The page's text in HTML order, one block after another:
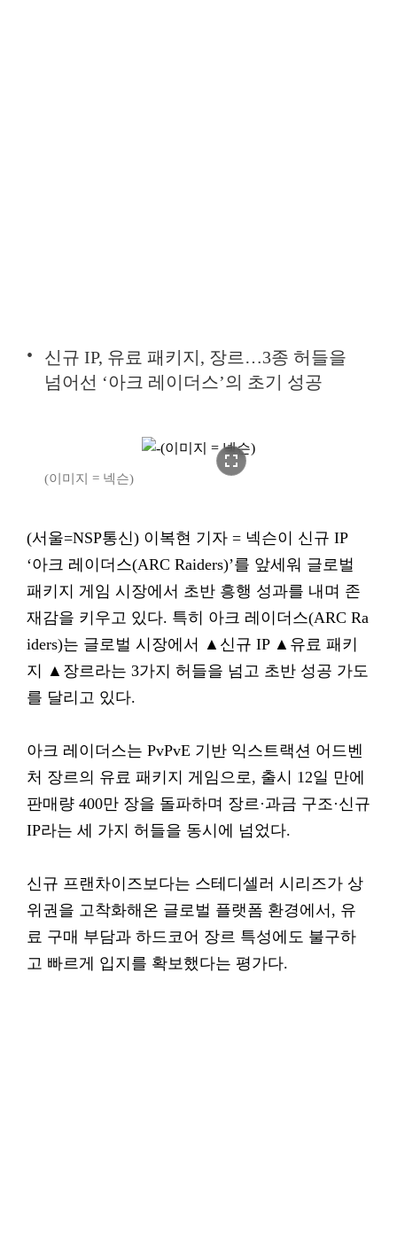
신규 IP, 유료 패키지, 장르…3종 허들을
넘어선 ‘아크 레이더스’의 초기 성공
fullscreen
(이미지 = 넥슨)
(서울=NSP통신) 이복현 기자 = 넥슨이 신규 IP
‘아크 레이더스(ARC Raiders)’를 앞세워 글로벌
패키지 게임 시장에서 초반 흥행 성과를 내며 존
재감을 키우고 있다. 특히 아크 레이더스(ARC Ra
iders)는 글로벌 시장에서 ▲신규 IP ▲유료 패키
지 ▲장르라는 3가지 허들을 넘고 초반 성공 가도
를 달리고 있다.
아크 레이더스는 PvPvE 기반 익스트랙션 어드벤
처 장르의 유료 패키지 게임으로, 출시 12일 만에
판매량 400만 장을 돌파하며 장르·과금 구조·신규
IP라는 세 가지 허들을 동시에 넘었다.
신규 프랜차이즈보다는 스테디셀러 시리즈가 상
위권을 고착화해온 글로벌 플랫폼 환경에서, 유
료 구매 부담과 하드코어 장르 특성에도 불구하
고 빠르게 입지를 확보했다는 평가다.